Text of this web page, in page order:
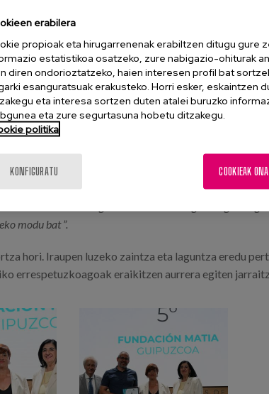
Irakaskuntza Unitate Multiprofesionalaren
bai eta profesionalek ikerketa proiektuetan,
34k egoitza eremuan egiten dute lan, egunero
egunero zainketak posible egiten dituzten
modu bat ezagutzen du. Pertsonengandik gertu
modu bat ”.
hori. Iraupen luzeko zaintza eta laguntza eredu
errespetuzkoagoak eraikitzen aurrera egiten
erabilera
propioak eta hirugarrenenak erabiltzen ditugu gure
estatistikoa osatzeko, zure nabigazio-ohiturak
diren ondorioztatzeko, haien interesen profil bat
esanguratsuak erakusteko. Horri esker, eskaintzen
eta interesa sortzen duten atalei buruzko
eta zure segurtasuna hobetu ditzakegu.
politika
KONFIGURATU COOKIEAK